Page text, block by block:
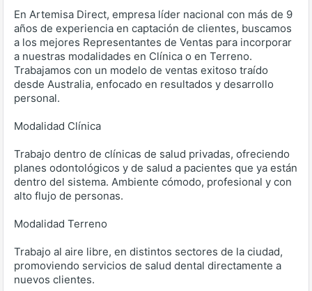
En Artemisa Direct, empresa líder nacional con más de 9
años de experiencia en captación de clientes, buscamos
a los mejores Representantes de Ventas para incorporar
a nuestras modalidades en Clínica o en Terreno.
Trabajamos con un modelo de ventas exitoso traído
desde Australia, enfocado en resultados y desarrollo
personal.
Modalidad Clínica
Trabajo dentro de clínicas de salud privadas, ofreciendo
planes odontológicos y de salud a pacientes que ya están
dentro del sistema. Ambiente cómodo, profesional y con
alto flujo de personas.
Modalidad Terreno
Trabajo al aire libre, en distintos sectores de la ciudad,
promoviendo servicios de salud dental directamente a
nuevos clientes.